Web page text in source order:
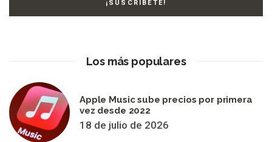
Los más populares
Apple Music sube precios por primera
vez desde 2022
18 de julio de 2026